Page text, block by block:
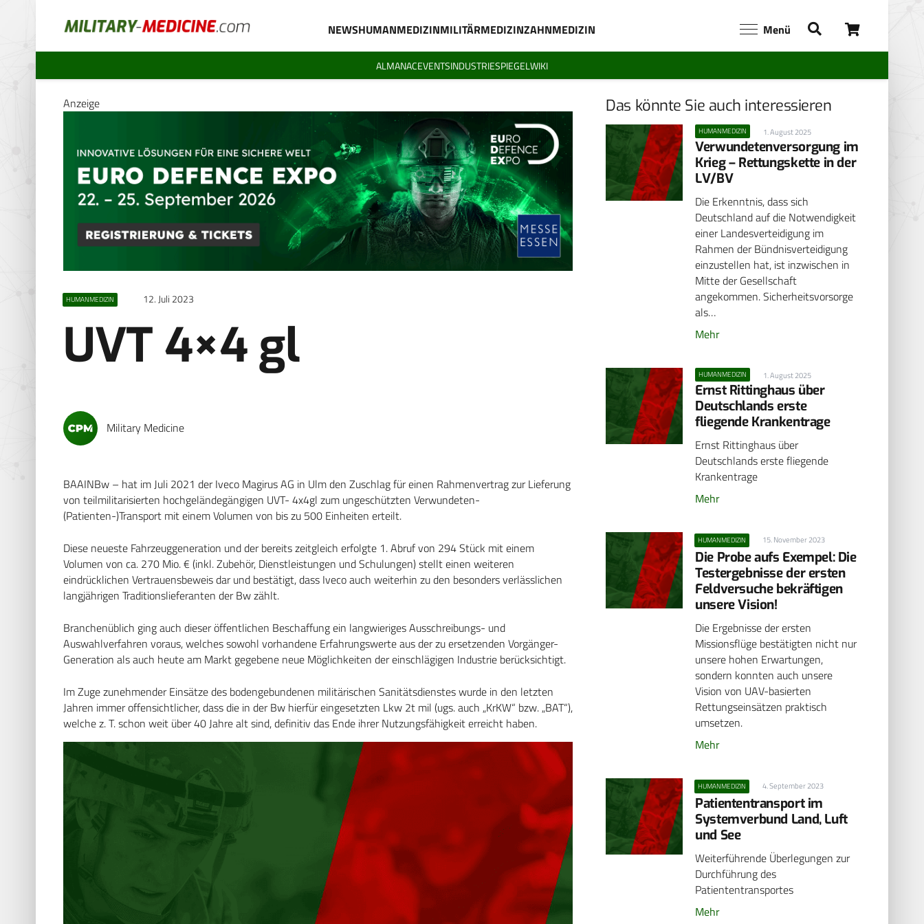
NEWSHUMANMEDIZINMILITÄRMEDIZINZAHNMEDIZIN Menü
ALMANACEVENTSINDUSTRIESPIEGELWIKI
Anzeige
HUMANMEDIZIN 12. Juli 2023
UVT 4×4 gl
Military Medicine
BAAINBw – hat im Juli 2021 der Iveco Magirus AG in Ulm den Zuschlag für einen Rahmenvertrag zur Lieferung
von teilmilitarisierten hochgeländegängigen UVT- 4x4gl zum ungeschützten Verwundeten-
(Patienten-)Transport mit einem Volumen von bis zu 500 Einheiten erteilt.
Diese neueste Fahrzeuggeneration und der bereits zeitgleich erfolgte 1. Abruf von 294 Stück mit einem
Volumen von ca. 270 Mio. € (inkl. Zubehör, Dienstleistungen und Schulungen) stellt einen weiteren
eindrücklichen Vertrauensbeweis dar und bestätigt, dass Iveco auch weiterhin zu den besonders verlässlichen
langjährigen Traditionslieferanten der Bw zählt.
Branchenüblich ging auch dieser öffentlichen Beschaffung ein langwieriges Ausschreibungs- und
Auswahlverfahren voraus, welches sowohl vorhandene Erfahrungswerte aus der zu ersetzenden Vorgänger-
Generation als auch heute am Markt gegebene neue Möglichkeiten der einschlägigen Industrie berücksichtigt.
Im Zuge zunehmender Einsätze des bodengebundenen militärischen Sanitätsdienstes wurde in den letzten
Jahren immer offensichtlicher, dass die in der Bw hierfür eingesetzten Lkw 2t mil (ugs. auch „KrKW“ bzw. „BAT“),
welche z. T. schon weit über 40 Jahre alt sind, definitiv das Ende ihrer Nutzungsfähigkeit erreicht haben.
Das könnte Sie auch interessieren
HUMANMEDIZIN 1. August 2025
Verwundetenversorgung im
Krieg – Rettungskette in der
LV/BV
Die Erkenntnis, dass sich
Deutschland auf die Notwendigkeit
einer Landesverteidigung im
Rahmen der Bündnisverteidigung
einzustellen hat, ist inzwischen in
Mitte der Gesellschaft
angekommen. Sicherheitsvorsorge
als…
Mehr
HUMANMEDIZIN 1. August 2025
Ernst Rittinghaus über
Deutschlands erste
fliegende Krankentrage
Ernst Rittinghaus über
Deutschlands erste fliegende
Krankentrage
Mehr
HUMANMEDIZIN 15. November 2023
Die Probe aufs Exempel: Die
Testergebnisse der ersten
Feldversuche bekräftigen
unsere Vision!
Die Ergebnisse der ersten
Missionsflüge bestätigten nicht nur
unsere hohen Erwartungen,
sondern konnten auch unsere
Vision von UAV-basierten
Rettungseinsätzen praktisch
umsetzen.
Mehr
HUMANMEDIZIN 4. September 2023
Patiententransport im
Systemverbund Land, Luft
und See
Weiterführende Überlegungen zur
Durchführung des
Patiententransportes
Mehr